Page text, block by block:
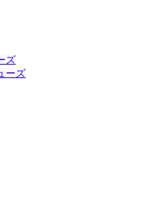
ズ
ーズ